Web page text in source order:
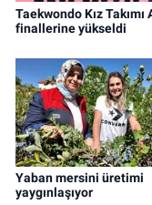
Taekwondo Kız Takımı
finallerine yükseldi
Yaban mersini üretimi
yaygınlaşıyor